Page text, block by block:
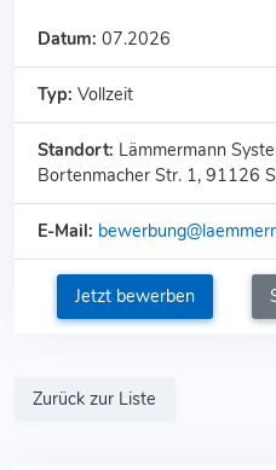
Datum:07.2026
Typ:Vollzeit
Standort: Lämmermann
Bortenmacher Str. 1, 91126
E-Mail:
Jetzt bewerben
Zurück zur Liste